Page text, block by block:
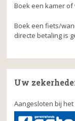
Boek een kamer
Boek een fiets/
directe betaling is
Uw
Aangesloten bij